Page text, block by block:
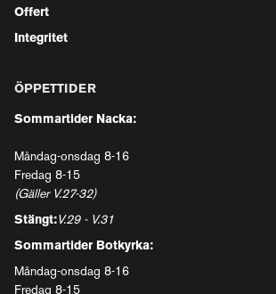
Offert
Integritet
ÖPPETTIDER
Sommartider Nacka:
Måndag-onsdag 8-16
Fredag 8-15
(Gäller V.27-32)
Stängt:V.29 - V.31
Sommartider Botkyrka:
Måndag-onsdag 8-16
Fredag 8-15